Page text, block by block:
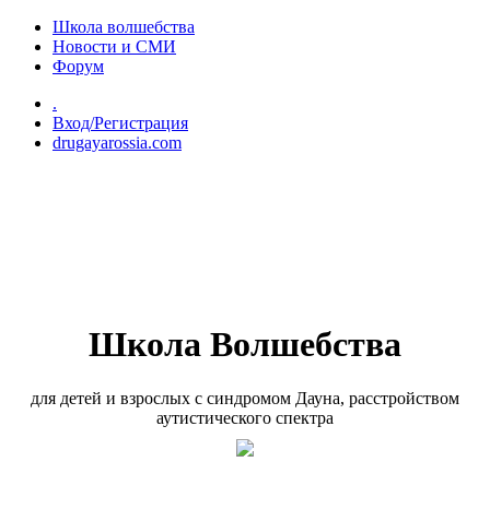
Перейти к основному содержанию
Школа волшебства
Новости и СМИ
Форум
.
Вход/Регистрация
drugayarossia.com
Школа Волшебства
для детей и взрослых с синдромом Дауна, расстройством
аутистического спектра